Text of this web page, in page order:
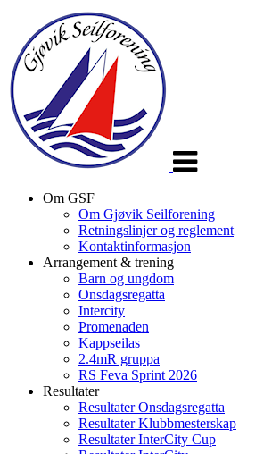
Om GSF
Om Gjøvik Seilforening
Retningslinjer og reglement
Kontaktinformasjon
Arrangement & trening
Barn og ungdom
Onsdagsregatta
Intercity
Promenaden
Kappseilas
2.4mR gruppa
RS Feva Sprint 2026
Resultater
Resultater Onsdagsregatta
Resultater Klubbmesterskap
Resultater InterCity Cup